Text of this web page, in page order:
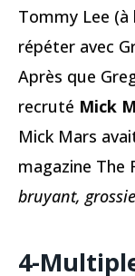
Tommy Lee
répéter avec
Après que
recruté Mick
Mick Mars
magazine The
bruyant,
4-